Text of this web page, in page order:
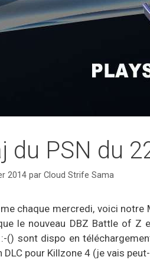
du PSN du
2014 par Cloud Strife Sama
chaque mercredi, voici notre
le nouveau DBZ Battle of Z
() sont dispo en
DLC pour Killzone 4 (je vais